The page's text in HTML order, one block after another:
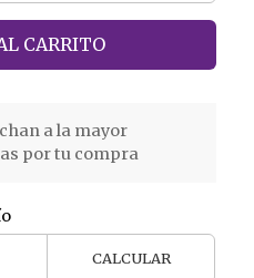
CARRITO
a la mayor
por tu compra
CALCULAR